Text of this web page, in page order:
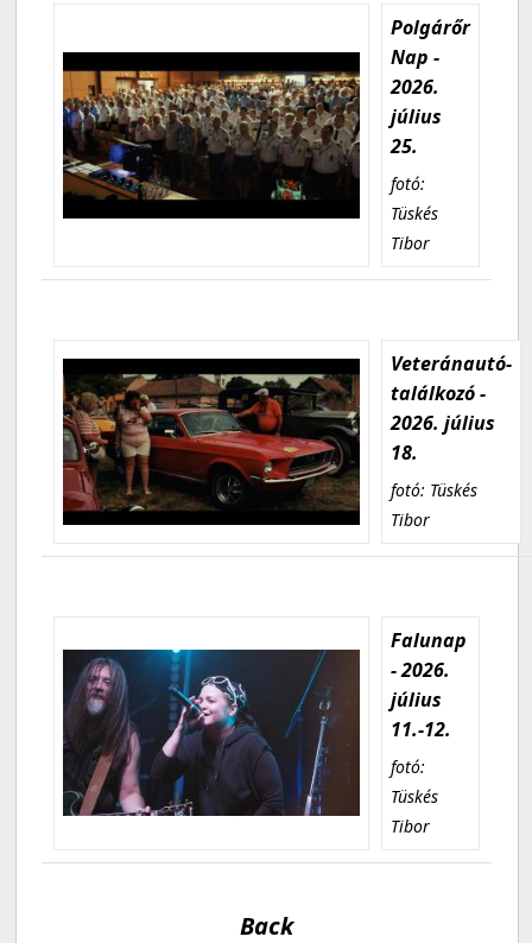
Polgárőr
Nap -
2026.
július
25.
fotó:
Tüskés
Tibor
Veteránautó-
találkozó -
2026. július
18.
fotó: Tüskés
Tibor
Falunap
- 2026.
július
11.-12.
fotó:
Tüskés
Tibor
Back